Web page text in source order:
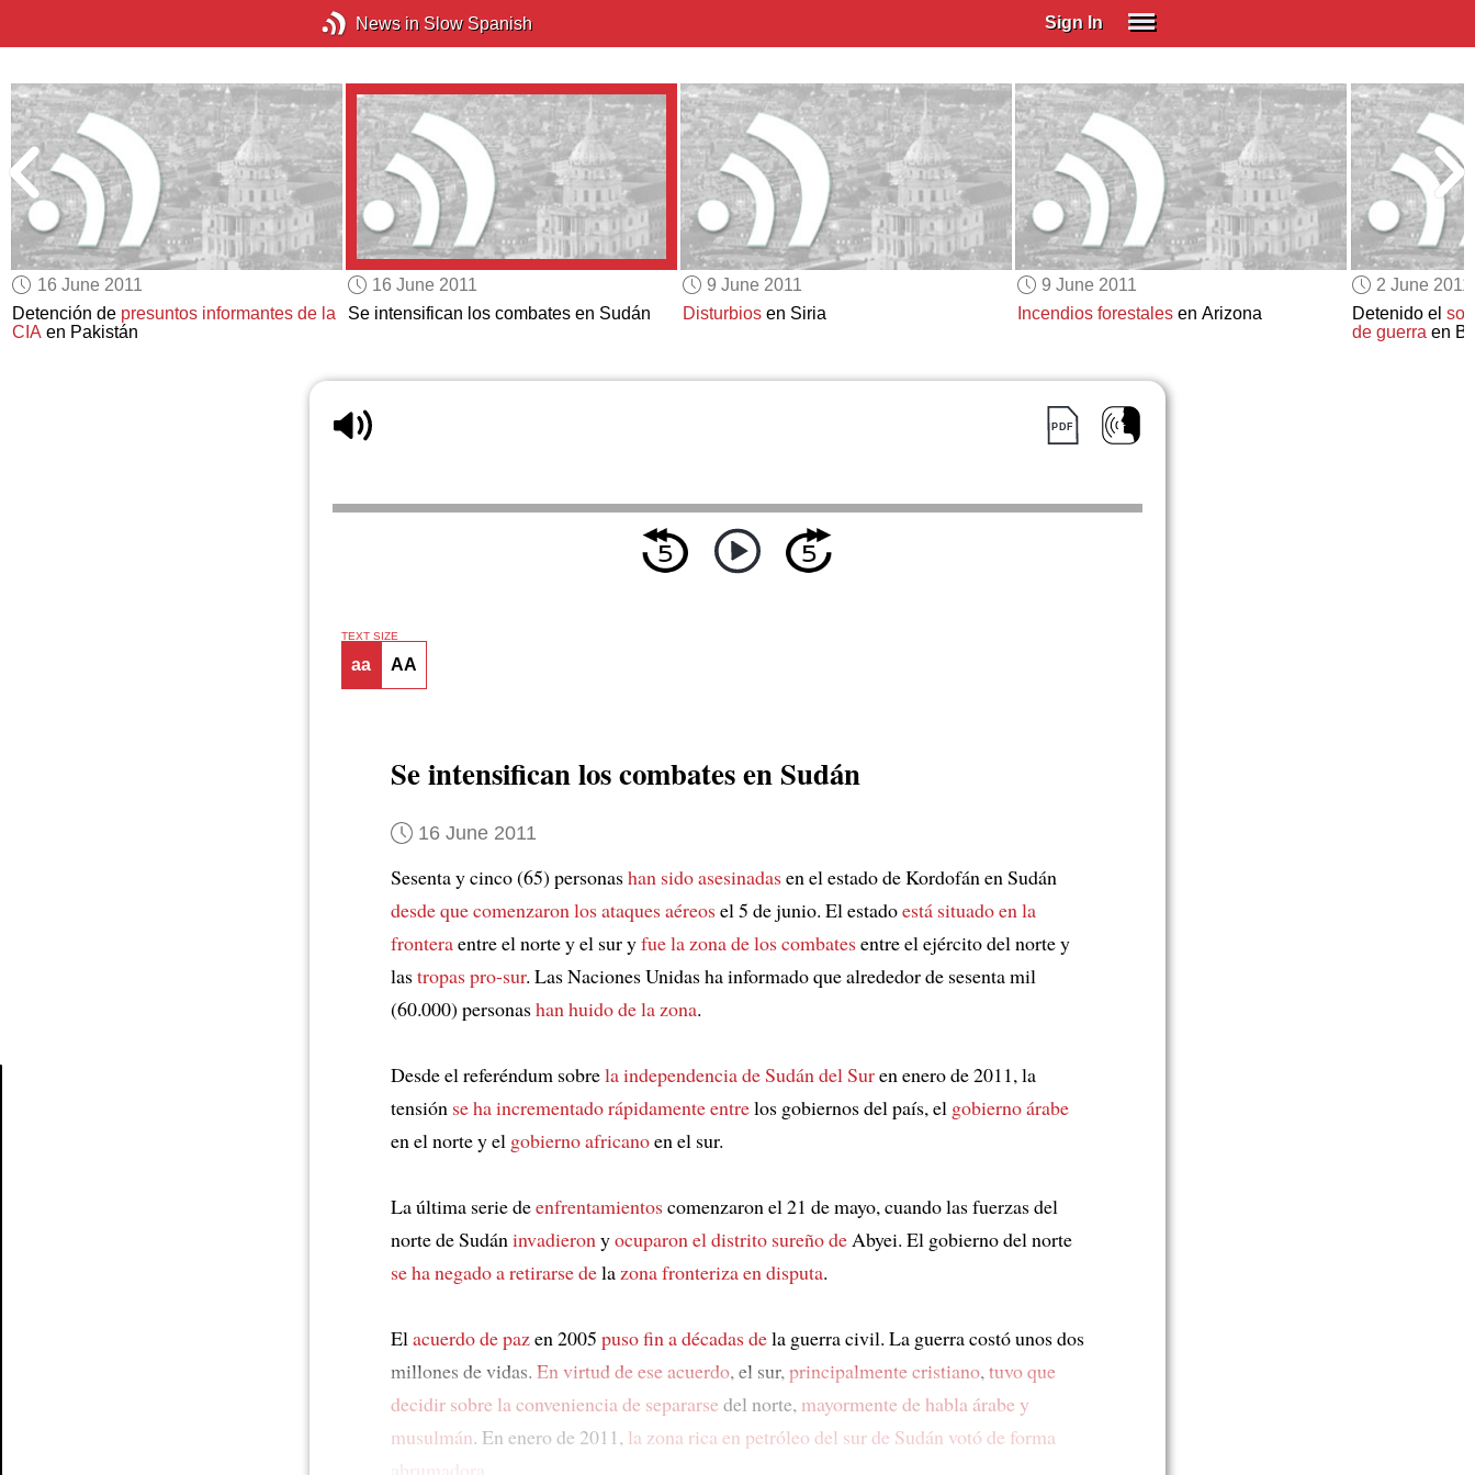
News in Slow Spanish Sign In
Spanish (Spain)
Spanish (Latino)
SUBSCRIBE
EDUCATIONAL LICENSES
GIFT CARDS
OTHER LANGUAGES
16 June 2011
Detención de presuntos informantes de la
CIA en Pakistán
16 June 2011
Se intensifican los combates en Sudán
9 June 2011
Disturbiosen Siria
9 June 2011
Incendios forestalesen Arizona
2 June 2011
Detenido el
de guerra en
TEXT SIZE
aa AA
Se intensifican los combates en Sudán
16 June 2011
Sesenta y cinco (65) personashan sido asesinadasen el estado de Kordofán en Sudán
desde que comenzaron los ataques aéreosel 5 de junio. El estadoestá situado en la
fronteraentre el norte y el sur yfue la zona de los combatesentre el ejército del norte y
lastropas pro-sur. Las Naciones Unidas ha informado que alrededor de sesenta mil
(60.000) personashan huido de la zona.
Desde el referéndum sobrela independencia de Sudán del Suren enero de 2011, la
tensión se ha incrementado rápidamente entrelos gobiernos del país, el gobierno árabe
en el norte y el gobierno africanoen el sur.
La última serie deenfrentamientoscomenzaron el 21 de mayo, cuando las fuerzas del
norte de Sudáninvadieronyocuparon el distrito sureño deAbyei. El gobierno del norte
se ha negado a retirarse delazona fronteriza en disputa.
Elacuerdo de pazen 2005 puso fin a décadas dela guerra civil. La guerra costó unos dos
millones de vidas. En virtud de ese acuerdo, el sur,principalmente cristiano,tuvo que
decidir sobre la conveniencia de separarsedel norte, mayormente de habla árabe y
musulmán. En enero de 2011, la zona rica en petróleo del sur de Sudán votó de forma